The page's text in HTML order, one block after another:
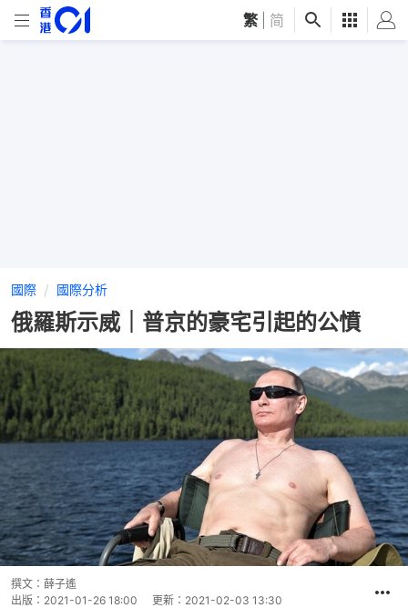
繁 简
國際 國際分析
俄羅斯示威｜普京的豪宅引起的公憤
撰文： 薛子遙
出版： 2021-01-26 18:00 更新： 2021-02-03 13:30